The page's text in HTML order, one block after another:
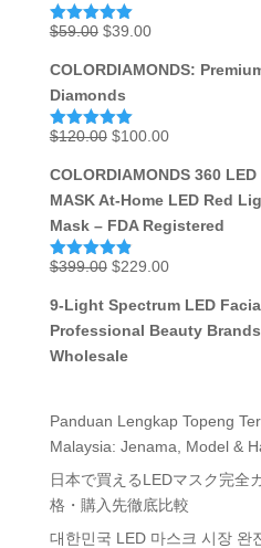
Rated5.00
$59.00 Original
was:
$59.00.
$39.00Current
is:
COLORDIAMONDS:
Diamonds
Rated5.00
$120.00 Original
was:
$120.00.
$100.00Current
is:
$100.00.
COLORDIAMONDS 360
MASK At-Home LED Red
Mask – FDA Registered
Rated4.87
$399.00 Original
was:
$399.00.
$229.00Current
is:
$229.00.
9-Light Spectrum LED
Professional Beauty
Wholesale
Panduan Lengkap Topeng
Malaysia: Jenama, Model &
日本で買えるLEDマスク完全
格・購入先徹底比較
대한민국 LED 마스크 시장 완